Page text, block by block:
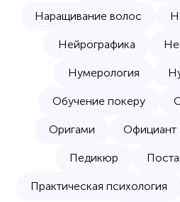
Наращивание волос
Нейрографика
Нумерология
Обучение покеру
Оригами Официант
Педикюр
Практическая психология